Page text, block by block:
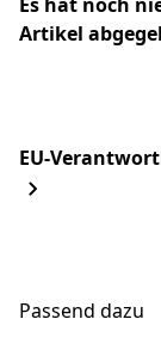
Artikel
EU-
Passend dazu